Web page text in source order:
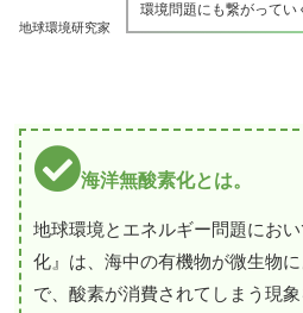
地球環境研究家
環境問題にも繋がってい
海洋無酸素化とは。
地球環境とエネルギー問題にお
化』は、海中の有機物が微生物
で、酸素が消費されてしまう現